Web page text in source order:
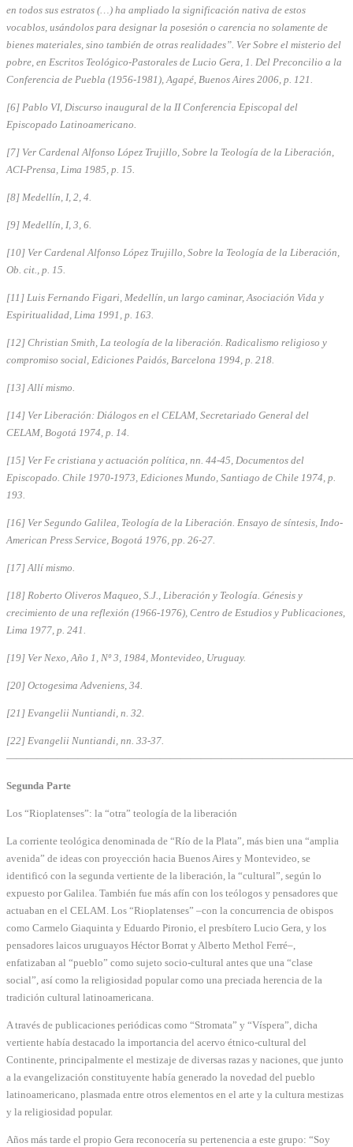
en todos sus estratos (…) ha ampliado la significación nativa de estos
vocablos, usándolos para designar la posesión o carencia no solamente de
bienes materiales, sino también de otras realidades”. Ver Sobre el misterio del
pobre, en Escritos Teológico-Pastorales de Lucio Gera, 1. Del Preconcilio a la
Conferencia de Puebla (1956-1981), Agapé, Buenos Aires 2006, p. 121.
[6] Pablo VI, Discurso inaugural de la II Conferencia Episcopal del
Episcopado Latinoamericano.
[7] Ver Cardenal Alfonso López Trujillo, Sobre la Teología de la Liberación,
ACI-Prensa, Lima 1985, p. 15.
[8] Medellín, I, 2, 4.
[9] Medellín, I, 3, 6.
[10] Ver Cardenal Alfonso López Trujillo, Sobre la Teología de la Liberación,
Ob. cit., p. 15.
[11] Luis Fernando Figari, Medellín, un largo caminar, Asociación Vida y
Espiritualidad, Lima 1991, p. 163.
[12] Christian Smith, La teología de la liberación. Radicalismo religioso y
compromiso social, Ediciones Paidós, Barcelona 1994, p. 218.
[13] Allí mismo.
[14] Ver Liberación: Diálogos en el CELAM, Secretariado General del
CELAM, Bogotá 1974, p. 14.
[15] Ver Fe cristiana y actuación política, nn. 44-45, Documentos del
Episcopado. Chile 1970-1973, Ediciones Mundo, Santiago de Chile 1974, p.
193.
[16] Ver Segundo Galilea, Teología de la Liberación. Ensayo de síntesis, Indo-
American Press Service, Bogotá 1976, pp. 26-27.
[17] Allí mismo.
[18] Roberto Oliveros Maqueo, S.J., Liberación y Teología. Génesis y
crecimiento de una reflexión (1966-1976), Centro de Estudios y Publicaciones,
Lima 1977, p. 241.
[19] Ver Nexo, Año 1, Nº 3, 1984, Montevideo, Uruguay.
[20] Octogesima Adveniens, 34.
[21] Evangelii Nuntiandi, n. 32.
[22] Evangelii Nuntiandi, nn. 33-37.
Segunda Parte
Los “Rioplatenses”: la “otra” teología de la liberación
La corriente teológica denominada de “Río de la Plata”, más bien una “amplia
avenida” de ideas con proyección hacia Buenos Aires y Montevideo, se
identificó con la segunda vertiente de la liberación, la “cultural”, según lo
expuesto por Galilea. También fue más afín con los teólogos y pensadores que
actuaban en el CELAM. Los “Rioplatenses” –con la concurrencia de obispos
como Carmelo Giaquinta y Eduardo Pironio, el presbítero Lucio Gera, y los
pensadores laicos uruguayos Héctor Borrat y Alberto Methol Ferré–,
enfatizaban al “pueblo” como sujeto socio-cultural antes que una “clase
social”, así como la religiosidad popular como una preciada herencia de la
tradición cultural latinoamericana.
A través de publicaciones periódicas como “Stromata” y “Víspera”, dicha
vertiente había destacado la importancia del acervo étnico-cultural del
Continente, principalmente el mestizaje de diversas razas y naciones, que junto
a la evangelización constituyente había generado la novedad del pueblo
latinoamericano, plasmada entre otros elementos en el arte y la cultura mestizas
y la religiosidad popular.
Años más tarde el propio Gera reconocería su pertenencia a este grupo: “Soy